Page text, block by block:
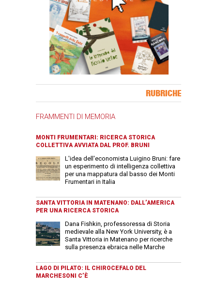
RUBRICHE
FRAMMENTI DI MEMORIA
MONTI FRUMENTARI: RICERCA STORICA
COLLETTIVA AVVIATA DAL PROF. BRUNI
L'idea dell'economista Luigino Bruni: fare
un esperimento di intelligenza collettiva
per una mappatura dal basso dei Monti
Frumentari in Italia
SANTA VITTORIA IN MATENANO: DALL’AMERICA
PER UNA RICERCA STORICA
Dana Fishkin, professoressa di Storia
medievale alla New York University, è a
Santa Vittoria in Matenano per ricerche
sulla presenza ebraica nelle Marche
LAGO DI PILATO: IL CHIROCEFALO DEL
MARCHESONI C’È